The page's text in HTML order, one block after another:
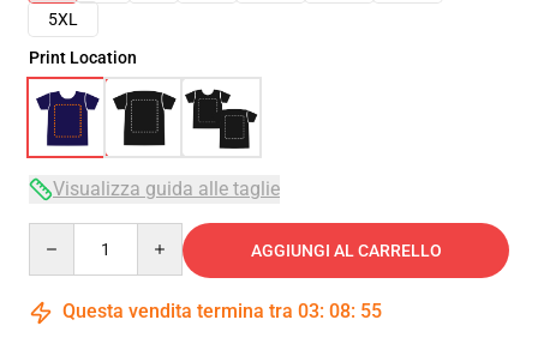
5XL
Print Location
Visualizza guida alle taglie
AGGIUNGI AL CARRELLO
Questa vendita termina tra 03: 08: 54